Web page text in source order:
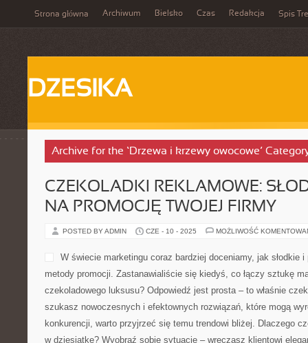
Strona główna Archiwum Bielsko Czas Redakcja Spis
DZESIKA
Archive for the ‘Drzewa i krzewy owocowe’
CZEKOLADKI REKLAMOWE:
NA PROMOCJĘ TWOJEJ FIRMY
POSTED BY ADMIN CZE - 10 - 2025 MOŻLIWOŚĆ
W świecie marketingu coraz bardziej doceniamy, jak słodkie
metody promocji. Zastanawialiście się kiedyś, co łączy sztukę
czekoladowego luksusu? Odpowiedź jest prosta – to właśnie
szukasz nowoczesnych i efektownych rozwiązań, które mogą
konkurencji, warto przyjrzeć się temu trendowi bliżej. Dlaczego
w dziesiątkę? Wyobraź sobie sytuację – wręczasz klientowi